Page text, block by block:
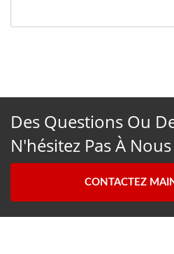
Des Questions Ou
N'hésitez Pas À
CONTACTEZ